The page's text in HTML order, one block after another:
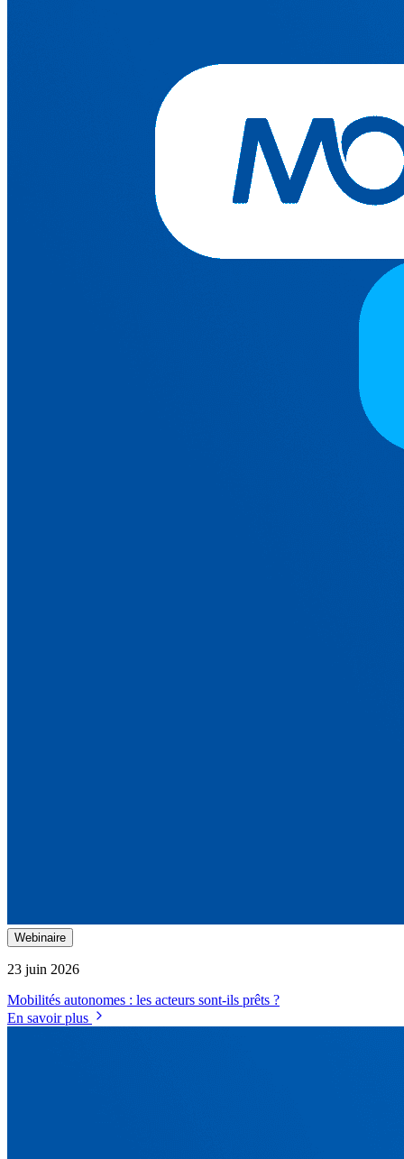
Webinaire
23 juin 2026
Mobilités autonomes : les acteurs sont-ils prêts ?
En savoir plus